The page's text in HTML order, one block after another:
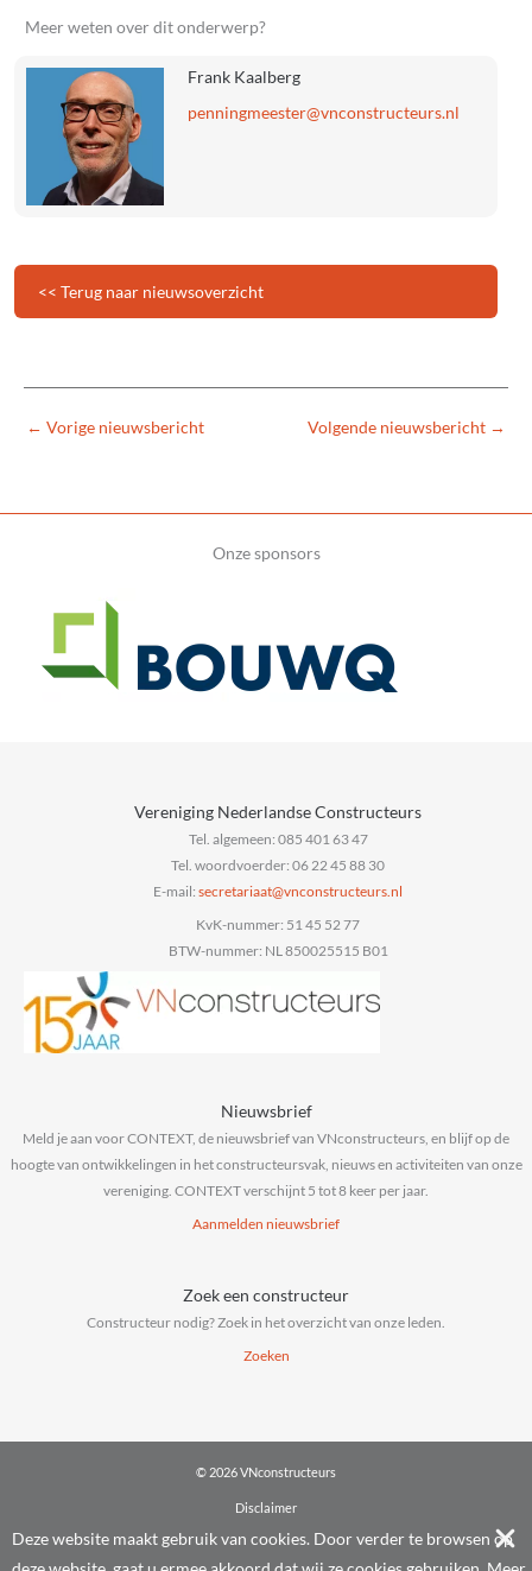
Deze website maakt gebruik van cookies. Door verder te browsen op
Meer weten over dit onderwerp?
Frank Kaalberg
ln.sruetcurtsnocnv
@retseemgninnep
<< Terug naar nieuwsoverzicht
← Vorige nieuwsbericht Volgende nieuwsbericht →
Onze sponsors
Vereniging Nederlandse Constructeurs
Tel. algemeen: 085 401 63 47
Tel. woordvoerder: 06 22 45 88 30
E-mail:
ln.sruetcurtsnocnv
@taairaterces
KvK-nummer: 51 45 52 77
BTW-nummer: NL 850025515 B01
Nieuwsbrief
Meld je aan voor CONTEXT, de nieuwsbrief van VNconstructeurs, en blijf op de
hoogte van ontwikkelingen in het constructeursvak, nieuws en activiteiten van onze
vereniging. CONTEXT verschijnt 5 tot 8 keer per jaar.
Aanmelden nieuwsbrief
Zoek een constructeur
Constructeur nodig? Zoek in het overzicht van onze leden.
Zoeken
© 2026 VNconstructeurs
Disclaimer
Privacy & cookies